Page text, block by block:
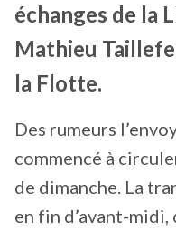
échanges de la
Mathieu
la Flotte.
Des rumeurs
commencé à
de dimanche. La
en fin d’avant-midi,